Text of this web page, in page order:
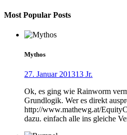
Most Popular Posts
Mythos
27. Januar 201313 Jr.
Ok, es ging wie Rainworm
Grundlogik. Wer es direkt
http://www.mathewg.at/
dazu. einfach alle ins gleiche